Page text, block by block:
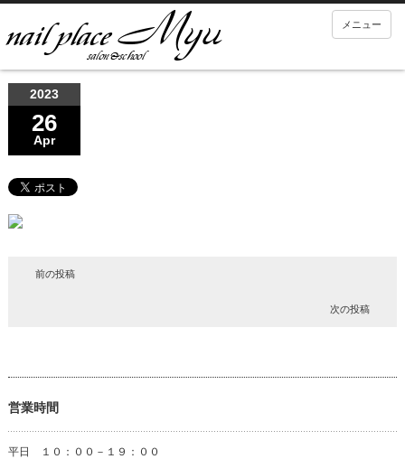
メニュー
2023
26
Apr
前の投稿
次の投稿
営業時間
平日 １０：００－１９：００